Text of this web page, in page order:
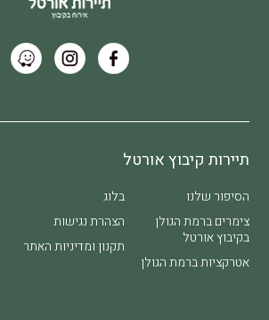
תיירות קיבוץ אורטל
הסיפור שלנו
צימרים ברמת הגולן
בקיבוץ אורטל​
אטרקציות ברמת הגולן
בלוג
הצהרת נגישות
תקנון ומדיניות האתר